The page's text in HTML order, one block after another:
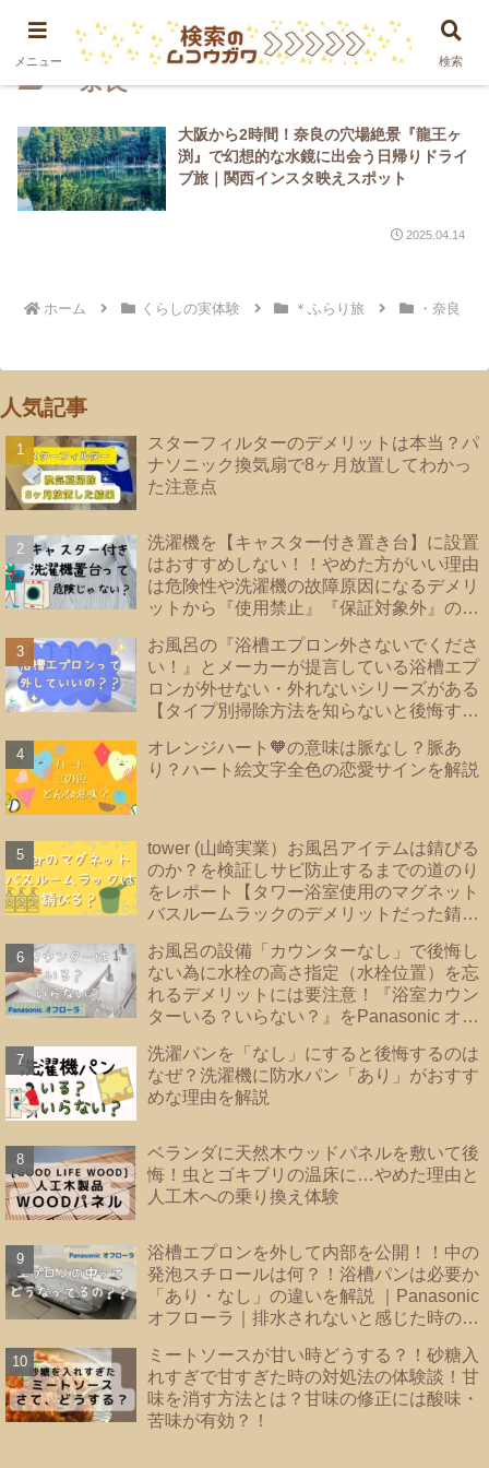
・奈良
大阪から2時間！奈良の穴場絶景『龍王ヶ
渕』で幻想的な水鏡に出会う日帰りドライ
ブ旅｜関西インスタ映えスポット
2025.04.14
ホーム くらしの実体験 ＊ふらり旅 ・奈良
人気記事
スターフィルターのデメリットは本当？パ
ナソニック換気扇で8ヶ月放置してわかっ
た注意点
洗濯機を【キャスター付き置き台】に設置
はおすすめしない！！やめた方がいい理由
は危険性や洗濯機の故障原因になるデメリ
ットから『使用禁止』『保証対象外』のメ
外！後悔しない為に知っておきたい【防水
パンのタイプ】を紹介
お風呂の『浴槽エプロン外さないでくださ
い！』とメーカーが提言している浴槽エプ
ロンが外せない・外れないシリーズがある
【タイプ別掃除方法を知らないと後悔する
バーあり｜TOTO・リクシル・Panasonic
｜
オレンジハート🧡の意味は脈なし？脈あ
り？ハート絵文字全色の恋愛サインを解説
tower (山崎実業）お風呂アイテムは錆びる
のか？を検証しサビ防止するまでの道のり
をレポート【タワー浴室使用のマグネット
バスルームラックのデメリットだった錆を
お風呂の設備「カウンターなし」で後悔し
ない為に水栓の高さ指定（水栓位置）を忘
れるデメリットには要注意！『浴室カウン
ターいる？いらない？』をPanasonic オフ
洗濯パンを「なし」にすると後悔するのは
なぜ？洗濯機に防水パン「あり」がおすす
めな理由を解説
ベランダに天然木ウッドパネルを敷いて後
悔！虫とゴキブリの温床に…やめた理由と
人工木への乗り換え体験
浴槽エプロンを外して内部を公開！！中の
発泡スチロールは何？！浴槽パンは必要か
「あり・なし」の違いを解説 ｜Panasonic
オフローラ｜排水されないと感じた時のバ
ミートソースが甘い時どうする？！砂糖入
れすぎで甘すぎた時の対処法の体験談！甘
味を消す方法とは？甘味の修正には酸味・
苦味が有効？！
メニュー 検索